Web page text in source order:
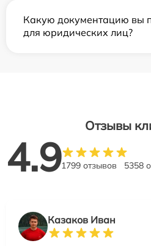
Какую документацию вы
для юридических лиц?
Отзывы
4.91799 отзывов 5358
Казаков Иван